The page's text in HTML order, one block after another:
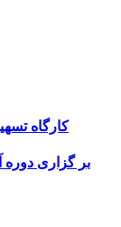
کارگاه
بر گزاری دوره